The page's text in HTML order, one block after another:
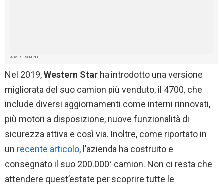
ADVERTISEMENT
Nel 2019,Western Star ha introdotto una versione
migliorata del suo camion più venduto, il 4700, che
include diversi aggiornamenti come interni rinnovati,
più motori a disposizione, nuove funzionalità di
sicurezza attiva e così via. Inoltre, come riportato in
un recente articolo, l’azienda ha costruito e
consegnato il suo 200.000° camion. Non ci resta che
attendere quest’estate per scoprire tutte le